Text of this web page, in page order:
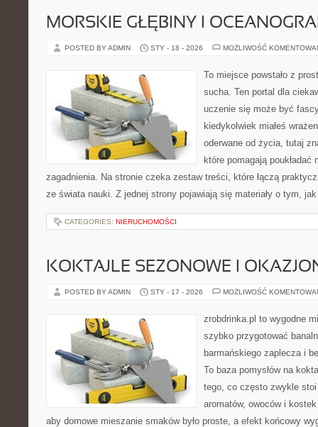
MORSKIE GŁĘBINY I
POSTED BY ADMIN STY - 18 - 2026 MOŻLIWOŚĆ
To miejsce powstało z
sucha. Ten portal dla
uczenie się może być
kiedykolwiek miałeś
oderwane od życia, tutaj
które pomagają poukładać
zagadnienia. Na stronie czeka zestaw treści, które łączą
ze świata nauki. Z jednej strony pojawiają się materiały o tym,
CATEGORIES: NIERUCHOMOŚCI
KOKTAJLE SEZONOWE I
POSTED BY ADMIN STY - 17 - 2026 MOŻLIWOŚĆ
zrobdrinka.pl to wygodne
szybko przygotować
barmańskiego zaplecza i
To baza pomysłów na
tego, co często zwykle
aromatów, owoców i
aby domowe mieszanie smaków było proste, a efekt końcowy